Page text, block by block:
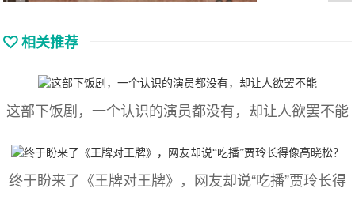
相关推荐
这部下饭剧，一个认识的演员都没有，却让人欲罢不能
终于盼来了《王牌对王牌》，网友却说“吃播”贾玲长得